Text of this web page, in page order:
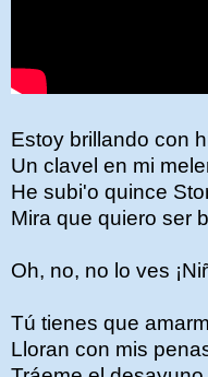
Estoy brillando con
Un clavel en mi
He subi'o quince
Mira que quiero ser
Oh, no, no lo ves
Tú tienes que
Lloran con mis